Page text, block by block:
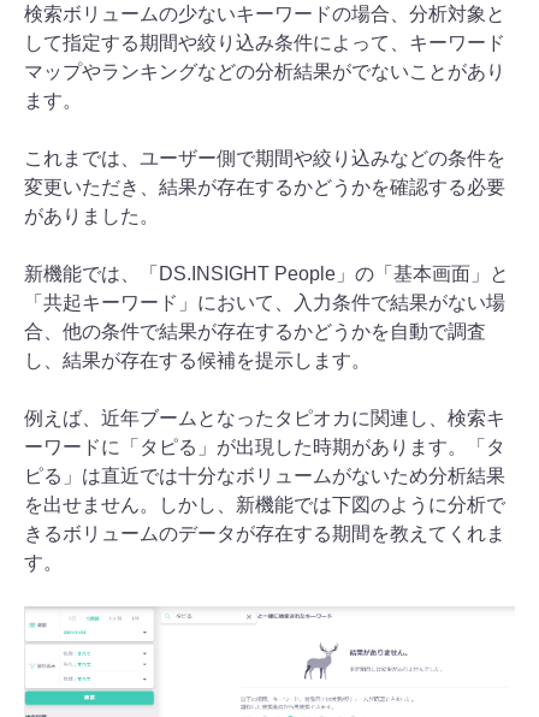
検索ボリュームの少ないキーワードの場合、分析対象と
して指定する期間や絞り込み条件によって、キーワード
マップやランキングなどの分析結果がでないことがあり
ます。
これまでは、ユーザー側で期間や絞り込みなどの条件を
変更いただき、結果が存在するかどうかを確認する必要
がありました。
新機能では、「DS.INSIGHT People」の「基本画面」と
「共起キーワード」において、入力条件で結果がない場
合、他の条件で結果が存在するかどうかを自動で調査
し、結果が存在する候補を提示します。
例えば、近年ブームとなったタピオカに関連し、検索キ
ーワードに「タピる」が出現した時期があります。「タ
ピる」は直近では十分なボリュームがないため分析結果
を出せません。しかし、新機能では下図のように分析で
きるボリュームのデータが存在する期間を教えてくれま
す。